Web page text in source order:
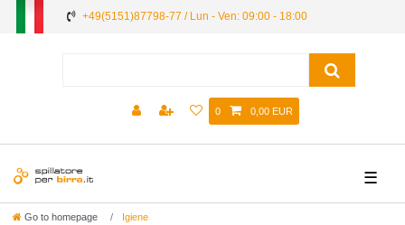
+49(5151)87798-77 / Lun - Ven: 09:00 - 18:00
0 0,00 EUR
☰
Go to homepage
Igiene